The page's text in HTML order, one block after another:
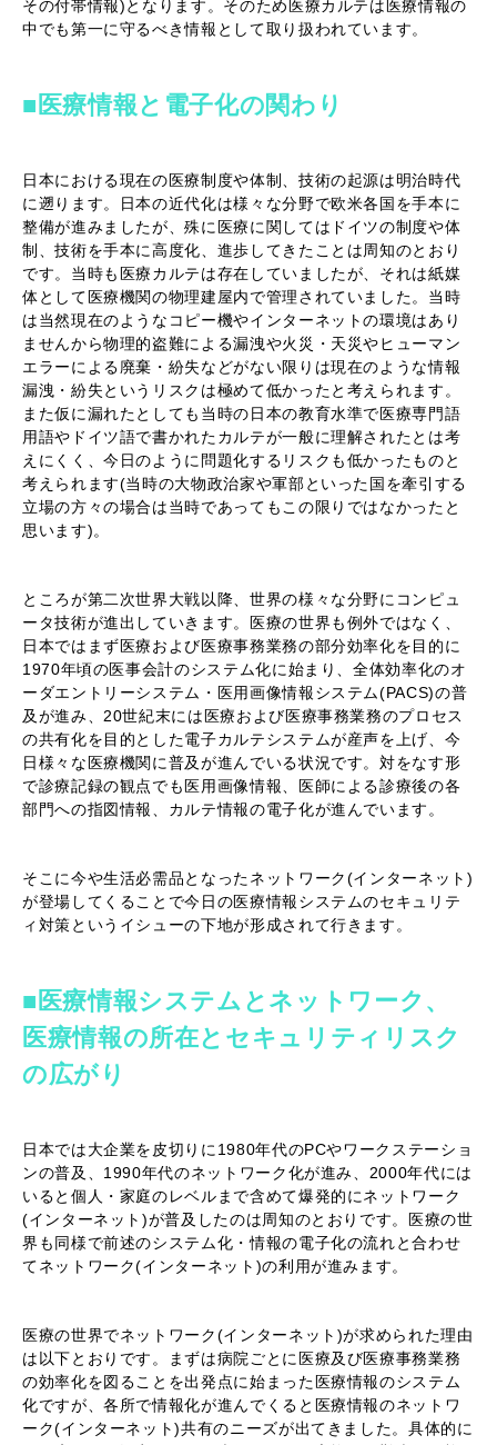
その付帯情報)となります。そのため医療カルテは医療情報の
中でも第一に守るべき情報として取り扱われています。
■医療情報と電子化の関わり
日本における現在の医療制度や体制、技術の起源は明治時代
に遡ります。日本の近代化は様々な分野で欧米各国を手本に
整備が進みましたが、殊に医療に関してはドイツの制度や体
制、技術を手本に高度化、進歩してきたことは周知のとおり
です。当時も医療カルテは存在していましたが、それは紙媒
体として医療機関の物理建屋内で管理されていました。当時
は当然現在のようなコピー機やインターネットの環境はあり
ませんから物理的盗難による漏洩や火災・天災やヒューマン
エラーによる廃棄・紛失などがない限りは現在のような情報
漏洩・紛失というリスクは極めて低かったと考えられます。
また仮に漏れたとしても当時の日本の教育水準で医療専門語
用語やドイツ語で書かれたカルテが一般に理解されたとは考
えにくく、今日のように問題化するリスクも低かったものと
考えられます(当時の大物政治家や軍部といった国を牽引する
立場の方々の場合は当時であってもこの限りではなかったと
思います)。
ところが第二次世界大戦以降、世界の様々な分野にコンピュ
ータ技術が進出していきます。医療の世界も例外ではなく、
日本ではまず医療および医療事務業務の部分効率化を目的に
1970年頃の医事会計のシステム化に始まり、全体効率化のオ
ーダエントリーシステム・医用画像情報システム(PACS)の普
及が進み、20世紀末には医療および医療事務業務のプロセス
の共有化を目的とした電子カルテシステムが産声を上げ、今
日様々な医療機関に普及が進んでいる状況です。対をなす形
で診療記録の観点でも医用画像情報、医師による診療後の各
部門への指図情報、カルテ情報の電子化が進んでいます。
そこに今や生活必需品となったネットワーク(インターネット)
が登場してくることで今日の医療情報システムのセキュリテ
ィ対策というイシューの下地が形成されて行きます。
■医療情報システムとネットワーク、
医療情報の所在とセキュリティリスク
の広がり
日本では大企業を皮切りに1980年代のPCやワークステーショ
ンの普及、1990年代のネットワーク化が進み、2000年代には
いると個人・家庭のレベルまで含めて爆発的にネットワーク
(インターネット)が普及したのは周知のとおりです。医療の世
界も同様で前述のシステム化・情報の電子化の流れと合わせ
てネットワーク(インターネット)の利用が進みます。
医療の世界でネットワーク(インターネット)が求められた理由
は以下とおりです。まずは病院ごとに医療及び医療事務業務
の効率化を図ることを出発点に始まった医療情報のシステム
化ですが、各所で情報化が進んでくると医療情報のネットワ
ーク(インターネット)共有のニーズが出てきました。具体的に